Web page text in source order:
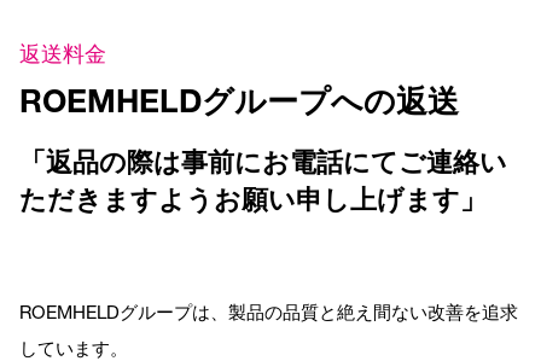
返送料金
ROEMHELDグループへの返送
「返品の際は事前にお電話にてご連絡い
ただきますようお願い申し上げます」
ROEMHELDグループは、製品の品質と絶え間ない改善を追求
しています。